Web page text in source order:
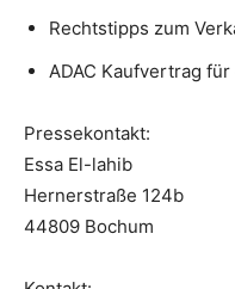
Rechtstipps zum
ADAC Kaufvertrag
Pressekontakt:
Essa El-lahib
Hernerstraße 124b
44809 Bochum